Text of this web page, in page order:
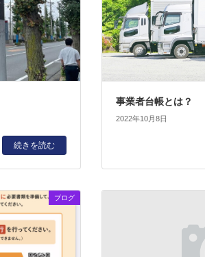
続きを読む
事業者台帳とは？
2022年10月8日
ブログ